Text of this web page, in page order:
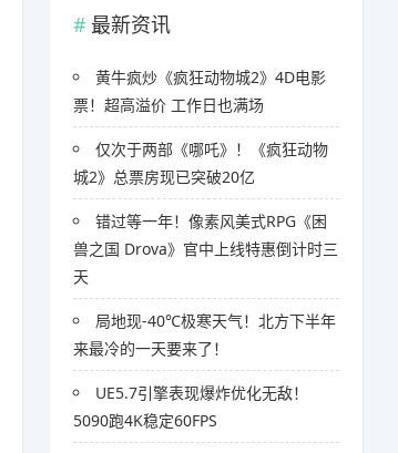
最新资讯
黄牛疯炒《疯狂动物城2》4D电影
票！超高溢价 工作日也满场
仅次于两部《哪吒》！《疯狂动物
城2》总票房现已突破20亿
错过等一年！像素风美式RPG《困
兽之国 Drova》官中上线特惠倒计时三
天
局地现-40℃极寒天气！北方下半年
来最冷的一天要来了！
UE5.7引擎表现爆炸优化无敌！
5090跑4K稳定60FPS